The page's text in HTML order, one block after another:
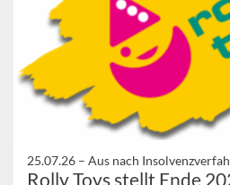
25.07.26 – Aus nach
Rolly Toys stellt Ende